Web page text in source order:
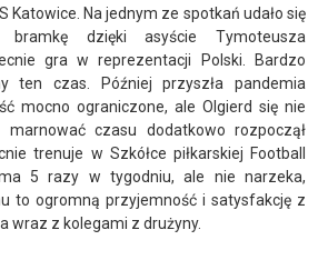
Katowice. Na jednym ze spotkań udało się
bramkę dzięki asyście Tymoteusza
gra w reprezentacji Polski. Bardzo
ten czas. Później przyszła pandemia
mocno ograniczone, ale Olgierd się nie
czasu dodatkowo rozpoczął
trenuje w Szkółce piłkarskiej Football
5 razy w tygodniu, ale nie narzeka,
to ogromną przyjemność i satysfakcję z
wraz z kolegami z drużyny.